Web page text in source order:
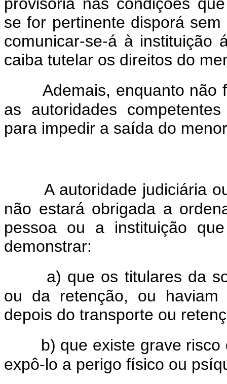
se for pertinente disporá
comunicar-se-á à instituição
caiba tutelar os direitos do
Ademais, enquanto não
as autoridades
para impedir a saída do
A autoridade judiciária
não estará obrigada a
pessoa ou a instituição
demonstrar:
a) que os titulares da
ou da retenção, ou haviam
depois do transporte ou
b) que existe grave
expô-lo a perigo físico ou